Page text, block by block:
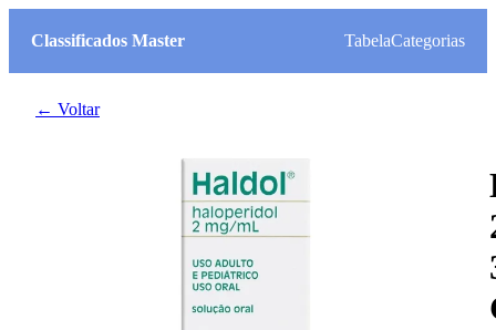
Classificados Master TabelaCategorias
← Voltar